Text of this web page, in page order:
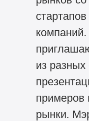
из разных
примеров
рынки.